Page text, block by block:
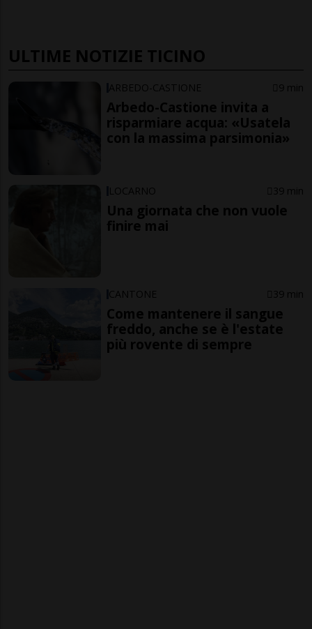
ULTIME NOTIZIE TICINO
ARBEDO-CASTIONE 9 min
Arbedo-Castione invita a
risparmiare acqua: «Usatela
con la massima parsimonia»
LOCARNO 39 min
Una giornata che non vuole
finire mai
CANTONE 39 min
Come mantenere il sangue
freddo, anche se è l'estate
più rovente di sempre